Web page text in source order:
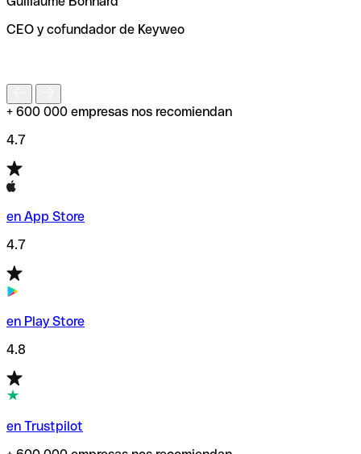
de enviar tu transferencia.
CEO y cofundador de Keyweo
+ 600 000 empresas nos recomiendan
4.7
en App Store
4.7
en Play Store
4.8
en Trustpilot